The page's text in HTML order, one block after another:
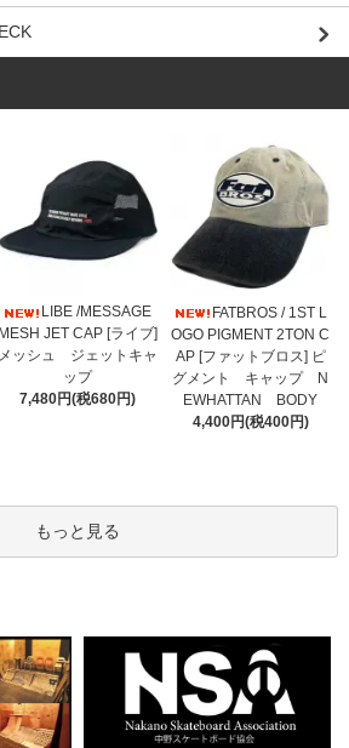
LIBE /MESSAGE
MESH JET CAP [ライブ]
メッシュ ジェットキャ
ップ
7,480円(税680円)
FATBROS / 1ST L
OGO PIGMENT 2TON C
AP [ファットブロス] ピ
グメント キャップ N
EWHATTAN BODY
4,400円(税400円)
もっと見る